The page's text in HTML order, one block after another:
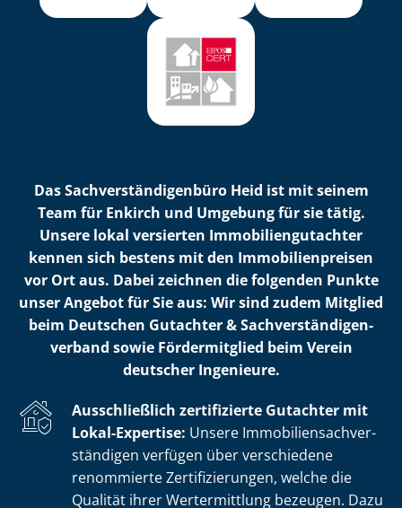
Das Sach­ver­stän­di­gen­bü­ro Heid ist mit seinem
Team für Enkirch und Umgebung für sie tätig.
Unsere lokal versierten Im­mo­bi­li­en­gut­ach­ter
kennen sich bestens mit den Im­mo­bi­li­en­prei­sen
vor Ort aus. Dabei zeichnen die folgenden Punkte
unser Angebot für Sie aus: Wir sind zudem Mitglied
beim Deutschen Gutachter & Sach­ver­stän­di­gen­
ver­band sowie Fördermitglied beim Verein
deutscher Ingenieure.
Ausschließlich zertifizierte Gutachter mit
Lokal-Expertise: Unsere Im­mo­bi­li­en­sach­ver­
stän­di­gen verfügen über verschiedene
renommierte Zer­ti­fi­zie­run­gen, welche die
Qualität ihrer Wertermittlung bezeugen. Dazu